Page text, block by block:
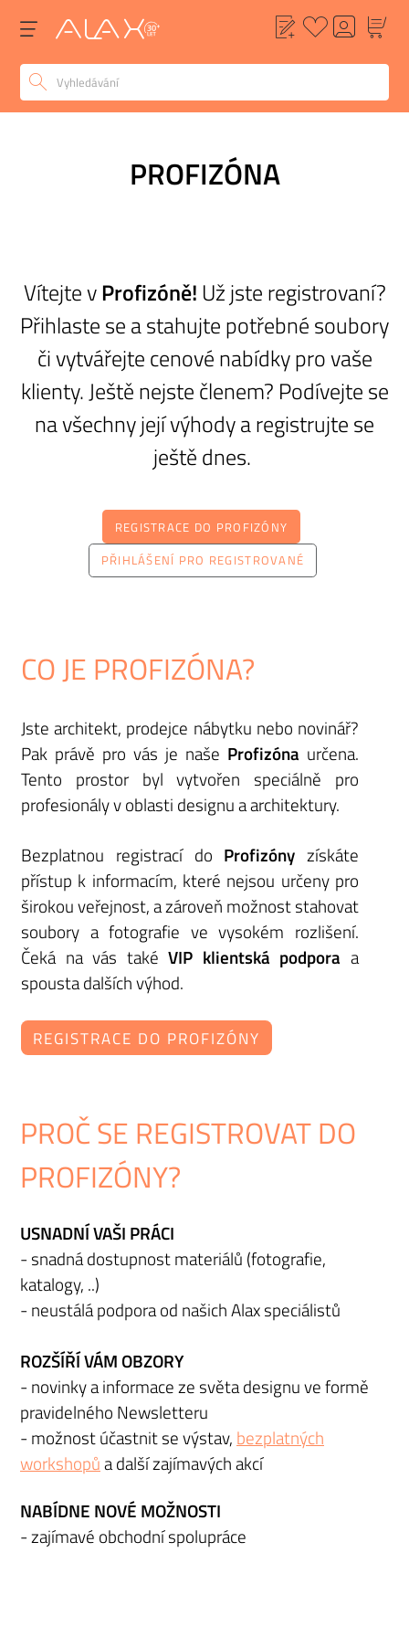
PROFIZÓNA
Vítejte vProfizóně! Už jste registrovaní?
Přihlaste se a stahujte potřebné soubory
či vytvářejte cenové nabídky pro vaše
klienty. Ještě nejste členem? Podívejte se
na všechny její výhody a registrujte se
ještě dnes.
REGISTRACE DO PROFIZÓNY
PŘIHLÁŠENÍ PRO REGISTROVANÉ
CO JE PROFIZÓNA?
Jste architekt, prodejce nábytku nebo novinář?
Pak právě pro vás je naše Profizóna určena.
Tento prostor byl vytvořen speciálně pro
profesionály v oblasti designu a architektury.
Bezplatnou registrací do Profizóny získáte
přístup k informacím, které nejsou určeny pro
širokou veřejnost, a zároveň možnost stahovat
soubory a fotografie ve vysokém rozlišení.
Čeká na vás takéVIP klientská podporaa
spousta dalších výhod.
REGISTRACE DO PROFIZÓNY
PROČ SE REGISTROVAT DO
PROFIZÓNY?
USNADNÍ VAŠI PRÁCI
- snadná dostupnost materiálů (fotografie,
katalogy, ..)
- neustálá podpora od našich Alax speciálistů
ROZŠÍŘÍ VÁM OBZORY
- novinky a informace ze světa designu ve formě
pravidelného Newsletteru
- možnost účastnit se výstav, bezplatných
workshopůa další zajímavých akcí
NABÍDNE NOVÉ MOŽNOSTI
- zajímavé obchodní spolupráce